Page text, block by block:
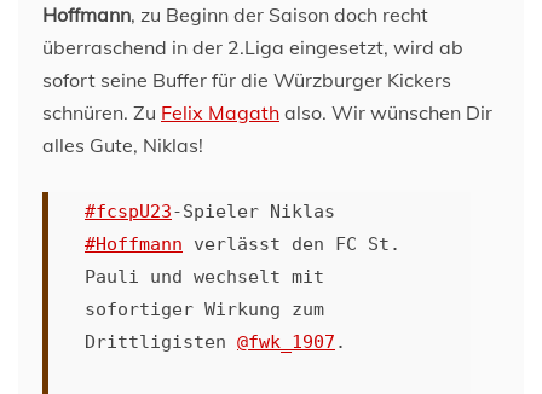
Hoffmann, zu Beginn der Saison doch recht
überraschend in der 2.Liga eingesetzt, wird ab
sofort seine Buffer für die Würzburger Kickers
schnüren. Zu Felix Magath also. Wir wünschen Dir
alles Gute, Niklas!
#fcspU23-Spieler Niklas
#Hoffmann verlässt den FC St.
Pauli und wechselt mit
sofortiger Wirkung zum
Drittligisten @fwk_1907 .